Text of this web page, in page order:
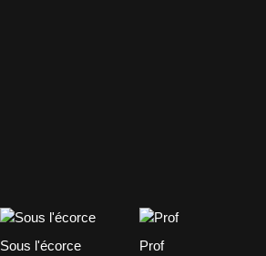
Sous l'écorce Prof